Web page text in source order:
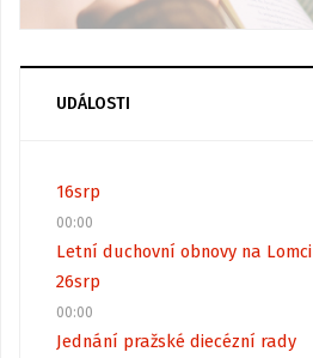
UDÁLOSTI
16srp
00:00
Letní duchovní obnovy na Lomci
26srp
00:00
Jednání pražské diecézní rady